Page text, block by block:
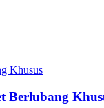
Berlubang